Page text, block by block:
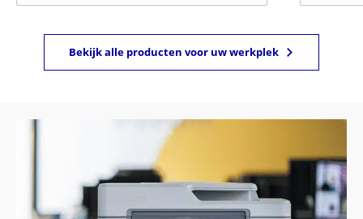
Bekijk alle producten voor uw werkplek